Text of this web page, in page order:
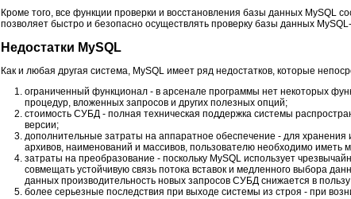
Кроме того, все функции проверки и восстановления базы данных MySQL
позволяет быстро и безопасно осуществлять проверку базы данных
Недостатки MySQL
Как и любая другая система, MySQL имеет ряд недостатков, которые
ограниченный функционал - в арсенале программы нет некоторых
процедур, вложенных запросов и других полезных опций;
стоимость СУБД - полная техническая поддержка системы
версии;
дополнительные затраты на аппаратное обеспечение - для
архивов, наименований и массивов, пользователю необходимо иметь
затраты на преобразование - поскольку MySQL использует
совмещать устойчивую связь потока вставок и медленного выбора
данных производительность новых запросов СУБД снижается в
более серьезные последствия при выходе системы из строя - при